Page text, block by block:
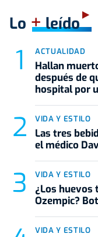
Lo +leído
ACTUALIDAD
Hallan
después de
hospital por
VIDA Y ESTILO
Las tres
el médico
VIDA Y ESTILO
¿Los huevos
Ozempic?
VIDA Y ESTILO